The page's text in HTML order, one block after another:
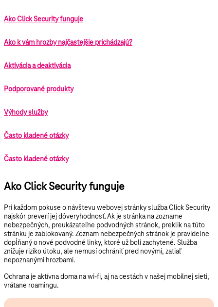
Ako Click Security funguje
Ako k vám hrozby najčastejšie prichádzajú?
Aktivácia a deaktivácia
Podporované produkty
Výhody služby
Často kladené otázky
Často kladené otázky
Ako Click Security funguje
Pri každom pokuse o návštevu webovej stránky služba Click Security
najskôr preverí jej dôveryhodnosť. Ak je stránka na zozname
nebezpečných, preukázateľne podvodných stránok, preklik na túto
stránku je zablokovaný. Zoznam nebezpečných stránok je pravidelne
dopĺňaný o nové podvodné linky, ktoré už boli zachytené. Služba
znižuje riziko útoku, ale nemusí ochrániť pred novými, zatiaľ
nepoznanými hrozbami.
Ochrana je aktívna doma na wi-fi, aj na cestách v našej mobilnej sieti,
vrátane roamingu.